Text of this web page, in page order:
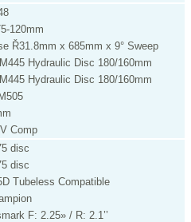
120mm
Ř31.8mm x 685mm x 9° Sweep
Hydraulic Disc 180/160mm
Hydraulic Disc 180/160mm
Comp
disc
disc
Tubeless Compatible
F: 2.25» / R: 2.1’’